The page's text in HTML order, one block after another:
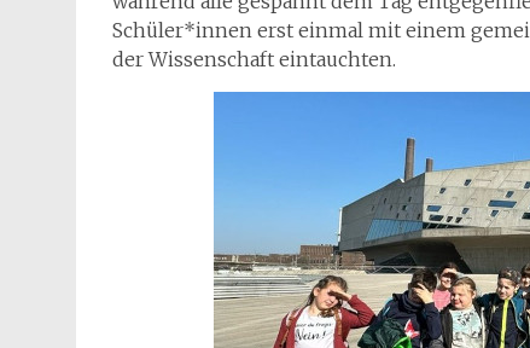
Schüler*innen erst einmal mit einem
der Wissenschaft eintauchten.